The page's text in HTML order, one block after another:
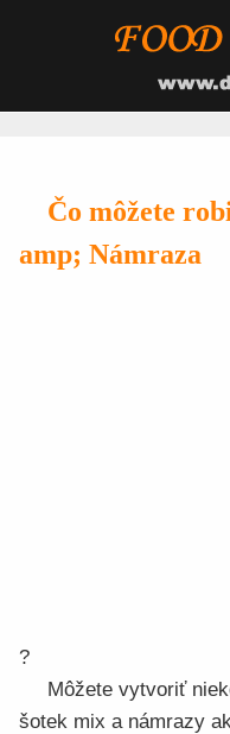
Čo môžete
amp; Námraza
?
Môžete vytvoriť
šotek mix a námrazy